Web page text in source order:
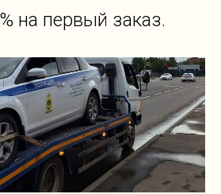
на первый заказ.